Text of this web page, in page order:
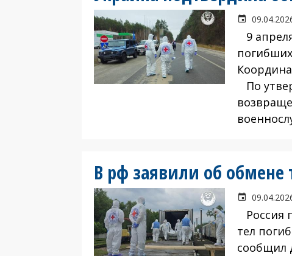
9
По
В рф заявили об
Россия
тел
сообщил